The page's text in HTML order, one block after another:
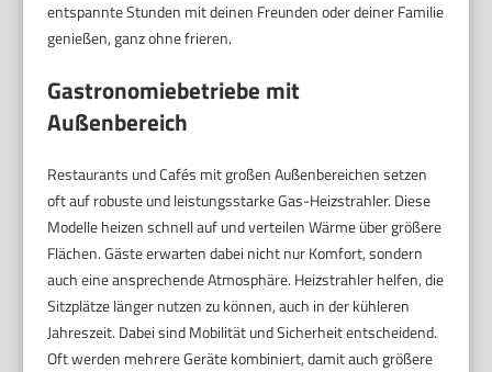
entspannte Stunden mit deinen Freunden oder deiner Familie
genießen, ganz ohne frieren.
Gastronomiebetriebe mit
Außenbereich
Restaurants und Cafés mit großen Außenbereichen setzen
oft auf robuste und leistungsstarke Gas-Heizstrahler. Diese
Modelle heizen schnell auf und verteilen Wärme über größere
Flächen. Gäste erwarten dabei nicht nur Komfort, sondern
auch eine ansprechende Atmosphäre. Heizstrahler helfen, die
Sitzplätze länger nutzen zu können, auch in der kühleren
Jahreszeit. Dabei sind Mobilität und Sicherheit entscheidend.
Oft werden mehrere Geräte kombiniert, damit auch größere